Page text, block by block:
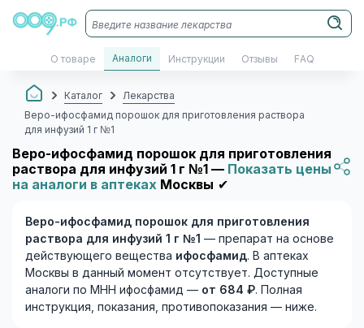
О товаре Аналоги Инструкции Отзывы FAQ
Каталог
Лекарства
Веро-ифосфамид порошок для приготовления раствора
для инфузий 1 г №1
Веро-ифосфамид порошок для приготовления
раствора для инфузий 1 г №1 — Показать цены
на аналоги в аптеках Москвы ✔
Веро-ифосфамид порошок для приготовления
раствора для инфузий 1 г №1 — препарат на основе
действующего вещества ифосфамид. В аптеках
Москвы в данный момент отсутствует. Доступные
аналоги по МНН ифосфамид — от 684 ₽. Полная
инструкция, показания, противопоказания — ниже.